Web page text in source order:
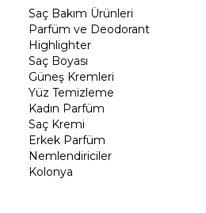
Saç Bakım Ürünleri
Parfüm ve Deodorant
Highlighter
Saç Boyası
Güneş Kremleri
Yüz Temizleme
Kadın Parfüm
Saç Kremi
Erkek Parfüm
Nemlendiriciler
Kolonya